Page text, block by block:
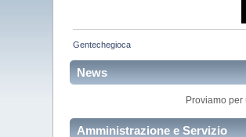
Gentechegioca
News
Proviamo
Amministrazione e Servizio